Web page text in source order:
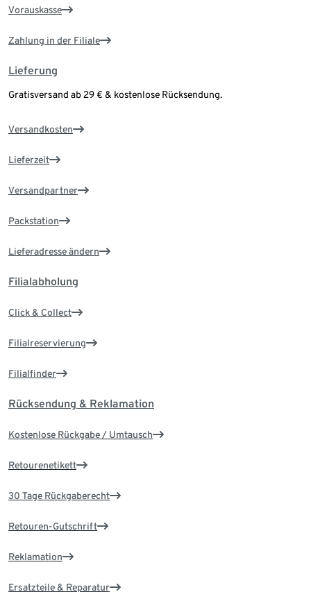
Vorauskasse
Zahlung in der Filiale
Lieferung
Gratisversand ab 29 € & kostenlose Rücksendung.
Versandkosten
Lieferzeit
Versandpartner
Packstation
Lieferadresse ändern
Filialabholung
Click & Collect
Filialreservierung
Filialfinder
Rücksendung & Reklamation
Kostenlose Rückgabe / Umtausch
Retourenetikett
30 Tage Rückgaberecht
Retouren-Gutschrift
Reklamation
Ersatzteile & Reparatur